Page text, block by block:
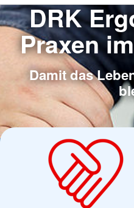
DRK
Praxen
Damit das